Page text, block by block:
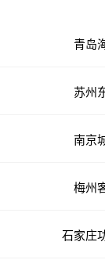
青岛
苏州
南京
梅州
石家庄